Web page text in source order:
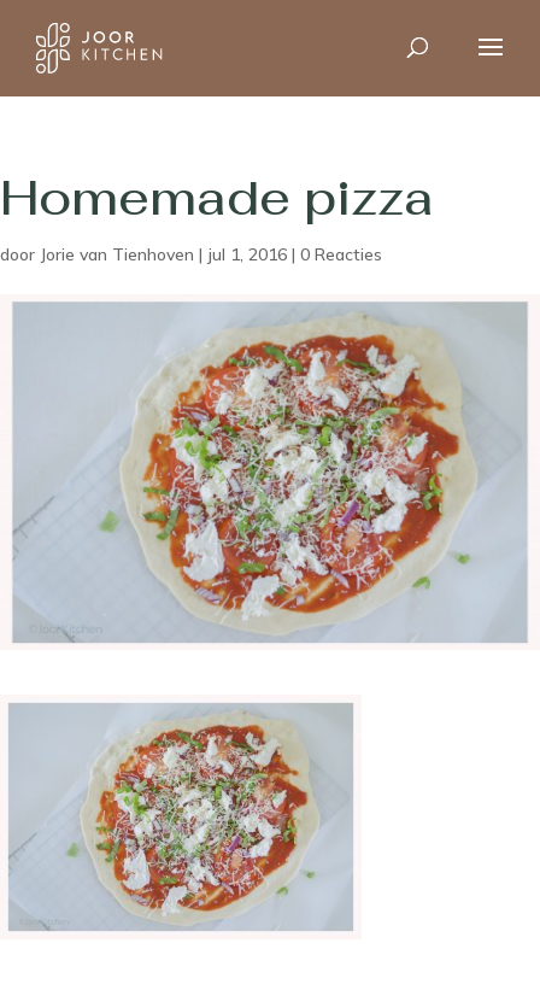
Homemade pizza
door Jorie van Tienhoven | jul 1, 2016 | 0 Reacties